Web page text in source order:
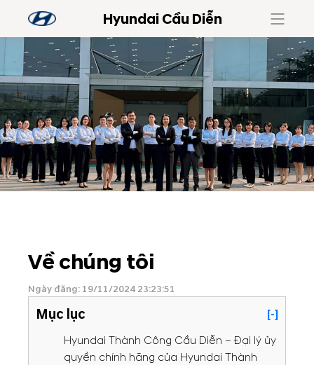
Hyundai Cầu Diễn
Về chúng tôi
Ngày đăng: 19/11/2024 23:23:51
Mục lục
[-]
Hyundai Thành Công Cầu Diễn – Đại lý ủy
quyền chính hãng của Hyundai Thành